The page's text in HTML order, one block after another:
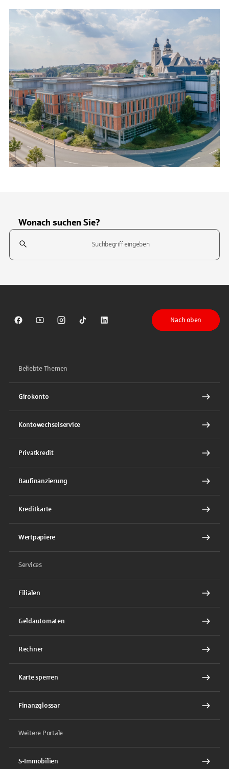
Wonach suchen Sie?
Suchfeld
Sparkasse auf Facebook
Sparkasse auf Youtube
Sparkasse auf Instagram
Sparkasse auf TikTok
Sparkasse auf LinkedIn
Nach oben
Beliebte Themen
Girokonto
Kontowechselservice
Privatkredit
Baufinanzierung
Kreditkarte
Wertpapiere
Services
Filialen
Geldautomaten
Rechner
Karte sperren
Finanzglossar
Weitere Portale
S-Immobilien